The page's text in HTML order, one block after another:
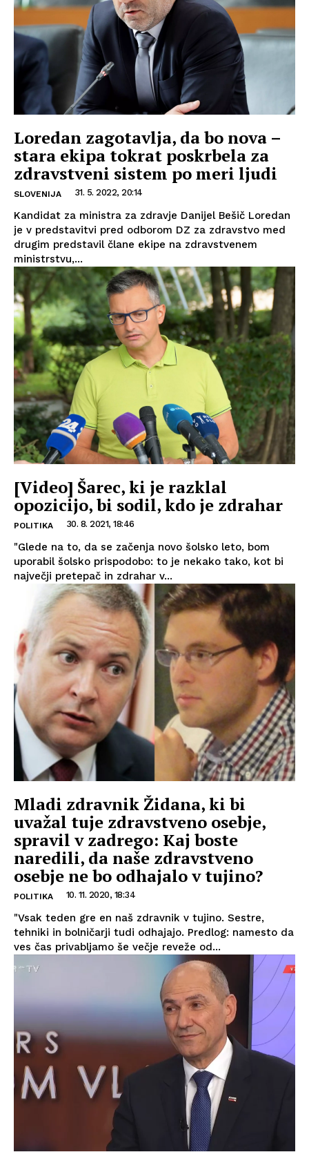
Loredan zagotavlja, da bo nova –
stara ekipa tokrat poskrbela za
zdravstveni sistem po meri ljudi
SLOVENIJA 31. 5. 2022, 20:14
Kandidat za ministra za zdravje Danijel Bešič Loredan
je v predstavitvi pred odborom DZ za zdravstvo med
drugim predstavil člane ekipe na zdravstvenem
ministrstvu,...
[Video] Šarec, ki je razklal
opozicijo, bi sodil, kdo je zdrahar
POLITIKA 30. 8. 2021, 18:46
"Glede na to, da se začenja novo šolsko leto, bom
uporabil šolsko prispodobo: to je nekako tako, kot bi
največji pretepač in zdrahar v...
Mladi zdravnik Židana, ki bi
uvažal tuje zdravstveno osebje,
spravil v zadrego: Kaj boste
naredili, da naše zdravstveno
osebje ne bo odhajalo v tujino?
POLITIKA 10. 11. 2020, 18:34
"Vsak teden gre en naš zdravnik v tujino. Sestre,
tehniki in bolničarji tudi odhajajo. Predlog: namesto da
ves čas privabljamo še večje reveže od...